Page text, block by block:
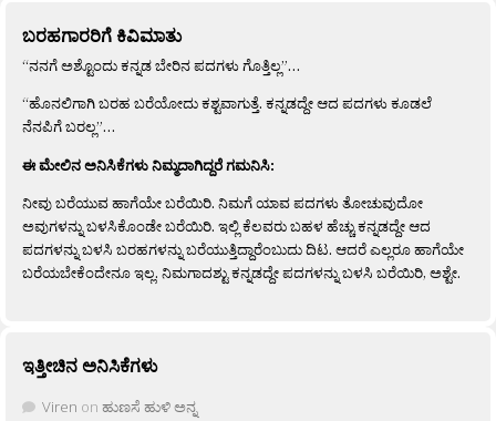
ಬರಹಗಾರರಿಗೆ ಕಿವಿಮಾತು
“ನನಗೆ ಅಶ್ಟೊಂದು ಕನ್ನಡ ಬೇರಿನ ಪದಗಳು ಗೊತ್ತಿಲ್ಲ”…
“ಹೊನಲಿಗಾಗಿ ಬರಹ ಬರೆಯೋದು ಕಶ್ಟವಾಗುತ್ತೆ. ಕನ್ನಡದ್ದೇ ಆದ ಪದಗಳು ಕೂಡಲೆ
ನೆನಪಿಗೆ ಬರಲ್ಲ”…
ಈ ಮೇಲಿನ ಅನಿಸಿಕೆಗಳು ನಿಮ್ಮದಾಗಿದ್ದರೆ ಗಮನಿಸಿ:
ನೀವು ಬರೆಯುವ ಹಾಗೆಯೇ ಬರೆಯಿರಿ. ನಿಮಗೆ ಯಾವ ಪದಗಳು ತೋಚುವುದೋ
ಅವುಗಳನ್ನು ಬಳಸಿಕೊಂಡೇ ಬರೆಯಿರಿ. ಇಲ್ಲಿ ಕೆಲವರು ಬಹಳ ಹೆಚ್ಚು ಕನ್ನಡದ್ದೇ ಆದ
ಪದಗಳನ್ನು ಬಳಸಿ ಬರಹಗಳನ್ನು ಬರೆಯುತ್ತಿದ್ದಾರೆಂಬುದು ದಿಟ. ಆದರೆ ಎಲ್ಲರೂ ಹಾಗೆಯೇ
ಬರೆಯಬೇಕೆಂದೇನೂ ಇಲ್ಲ. ನಿಮಗಾದಶ್ಟು ಕನ್ನಡದ್ದೇ ಪದಗಳನ್ನು ಬಳಸಿ ಬರೆಯಿರಿ, ಅಶ್ಟೇ.
ಇತ್ತೀಚಿನ ಅನಿಸಿಕೆಗಳು
Viren on ಹುಣಸೆ ಹುಳಿ ಅನ್ನ